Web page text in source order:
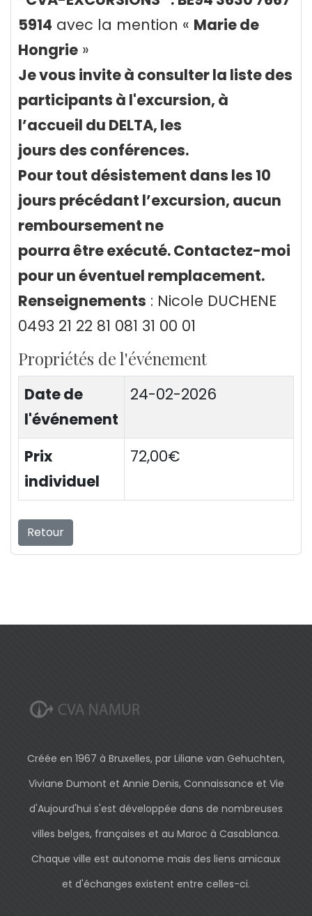
5914 avec la mention « Marie de
Hongrie »
Je vous invite à consulter la liste des
participants à l'excursion, à
l’accueil du DELTA, les
jours des conférences.
Pour tout désistement dans les 10
jours précédant l’excursion, aucun
remboursement ne
pourra être exécuté. Contactez-moi
pour un éventuel remplacement.
Renseignements : Nicole DUCHENE
0493 21 22 81 081 31 00 01
Propriétés de l'événement
Date de
l'événement
24-02-2026
Prix
individuel
72,00€
Retour
Créée en 1967 à Bruxelles, par Liliane van Gehuchten,
Viviane Dumont et Annie Denis, Connaissance et Vie
d'Aujourd'hui s'est développée dans de nombreuses
villes belges, françaises et au Maroc à Casablanca.
Chaque ville est autonome mais des liens amicaux
et d'échanges existent entre celles-ci.